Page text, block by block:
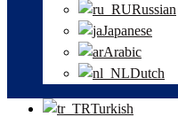
Russian
Japanese
Arabic
Dutch
Turkish